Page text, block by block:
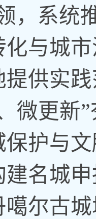
，系统
化与城
供实
微更新
护与
建名城
尔古